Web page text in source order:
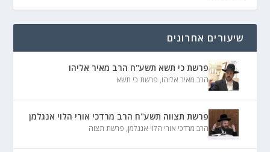
שיעורים אחרונים
פרשת כי תשא תשע"ח הרב מאיר אליהו
הרב מאיר אליהו, פרשת כי תשא
פרשת תצווה תשע"ח הרב מרדכי אורי הלוי אנגלמן
הרב מרדכי אורי הלוי אנגלמן, פרשת תצוה